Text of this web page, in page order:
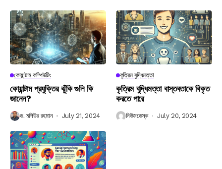
কোয়ান্টাম কম্পিউটিং
কোয়ান্টাম প্রযুক্তির ঝুঁকি গুলি কি
জানেন?
ড. মশিউর রহমান July 21, 2024
কৃত্রিম বুদ্ধিমত্তা
কৃত্রিম বুদ্ধিমত্তা বাস্তবতাকে বিকৃত
করতে পারে
নিউজডেস্ক July 20, 2024